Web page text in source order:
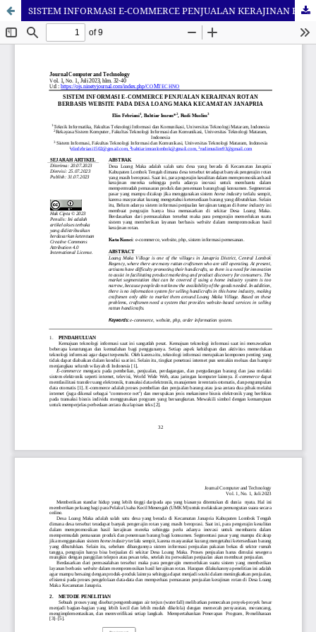
SISTEM INFORMASI E-COMMERCE PENJUALAN KERAJINAN ROTAN BERBASIS WEBSITE PADA DESA LOANG MAKA KECAMATAN JANAPRIA